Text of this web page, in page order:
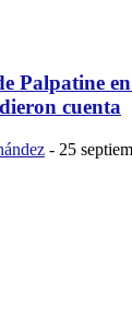
Palpatine
cuenta
- 25